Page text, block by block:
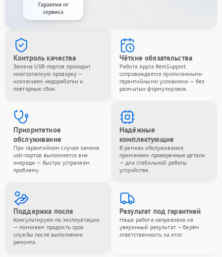
Гарантия от
сервиса
Контроль качества
Замена USB-портов проходит
многоэтапную проверку —
исключаем недоработки и
повторные сбои.
Чёткие обязательства
Работа Apple RemSupport
сопровождается прописанными
гарантийными условиями — без
размытых формулировок.
Приоритетное
обслуживание
При гарантийном случае замена
usb-портов выполняется вне
очереди — быстро устраняем
проблему.
Надёжные
комплектующие
В рамках обслуживания
применяем проверенные детали
— для стабильной работы
устройства.
Поддержка после
Консультируем по эксплуатации
— помогаем продлить срок
службы после выполнения
ремонта.
Результат под гарантией
Наша работа направлена на
уверенный результат — берём
ответственность за итог.